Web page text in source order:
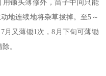
锄头薄修外，苗子中间只能
地连续地将杂草拔掉。至5～
月又薄锄1次，8月下旬可薄锄
。